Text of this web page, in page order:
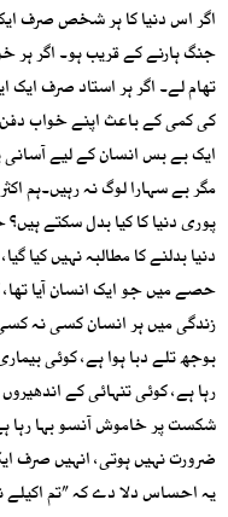
اگر اس دنیا کا ہر شخص صرف
جنگ ہارنے کے قریب ہو۔ اگر
تھام لے۔ اگر ہر استاد صرف
کی کمی کے باعث اپنے خواب
ایک بے بس انسان کے لیے آسانی
مگر بے سہارا لوگ نہ رہیں۔ہم
پوری دنیا کا کیا بدل سکتے
دنیا بدلنے کا مطالبہ نہیں کیا
حصے میں جو ایک انسان آیا
زندگی میں ہر انسان کسی نہ
بوجھ تلے دبا ہوا ہے، کوئی
رہا ہے، کوئی تنہائی کے
شکست پر خاموش آنسو بہا رہا
ضرورت نہیں ہوتی، انہیں صرف
یہ احساس دلا دے کہ ”تم اکیلے